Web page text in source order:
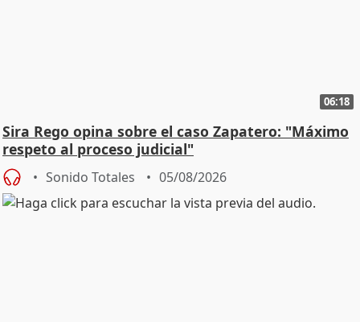
06:18
Sira Rego opina sobre el caso Zapatero: "Máximo
respeto al proceso judicial"
Sonido Totales 05/08/2026